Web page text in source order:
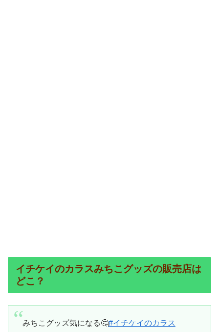
イチケイのカラスみちこグッズの販売店は
どこ？
みちこグッズ気になる🤔#イチケイのカラス